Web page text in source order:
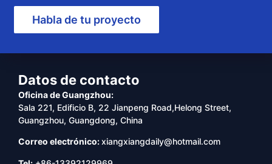
Habla de tu proyecto
Datos de contacto
Oficina de Guangzhou:
Sala 221, Edificio B, 22 Jianpeng Road,Helong Street,
Guangzhou, Guangdong, China
Correo electrónico:xiangxiangdaily@hotmail.com